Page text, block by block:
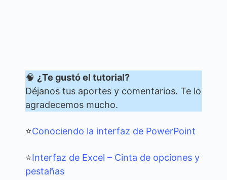
🧠 ¿Te gustó el tutorial?
Déjanos tus aportes y comentarios. Te lo
agradecemos mucho.
⭐Conociendo la interfaz de PowerPoint
⭐Interfaz de Excel – Cinta de opciones y
pestañas